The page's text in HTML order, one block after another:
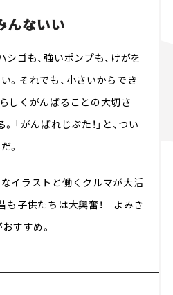
んないい
シゴも、強いポンプも、けがを
。それでも、小さいからでき
しくがんばることの大切さ
「がんばれじぷた！」と、つい
。
イラストと働くクルマが大活
も子供たちは大興奮！ よみき
すすめ。